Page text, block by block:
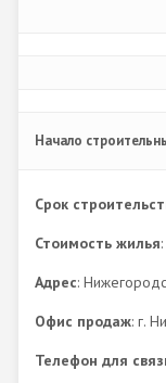
Начало
Срок
Стоимость жилья
Адрес:
Офис продаж: г.
Телефон для